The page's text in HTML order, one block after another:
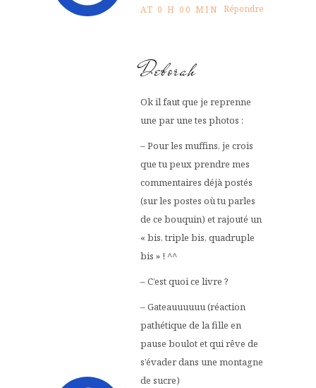
AT 0 H 00 MIN Répondre
Deborah
Ok il faut que je reprenne
une par une tes photos :
– Pour les muffins, je crois
que tu peux prendre mes
commentaires déjà postés
(sur les postes où tu parles
de ce bouquin) et rajouté un
« bis, triple bis, quadruple
bis » ! ^^
– C’est quoi ce livre ?
– Gateauuuuuu (réaction
pathétique de la fille en
pause boulot et qui rêve de
s’évader dans une montagne
de sucre)